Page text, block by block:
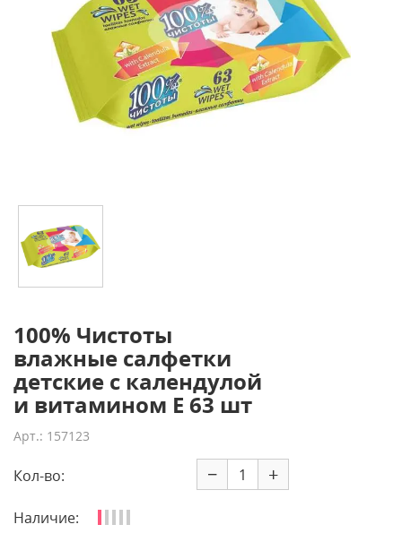
100% Чистоты
влажные салфетки
детские с календулой
и витамином Е 63 шт
Арт.: 157123
Кол-во: − +
Наличие: